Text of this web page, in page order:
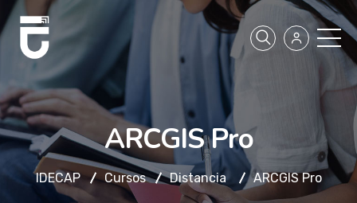
ARCGIS Pro
IDECAP Cursos Distancia ARCGIS Pro